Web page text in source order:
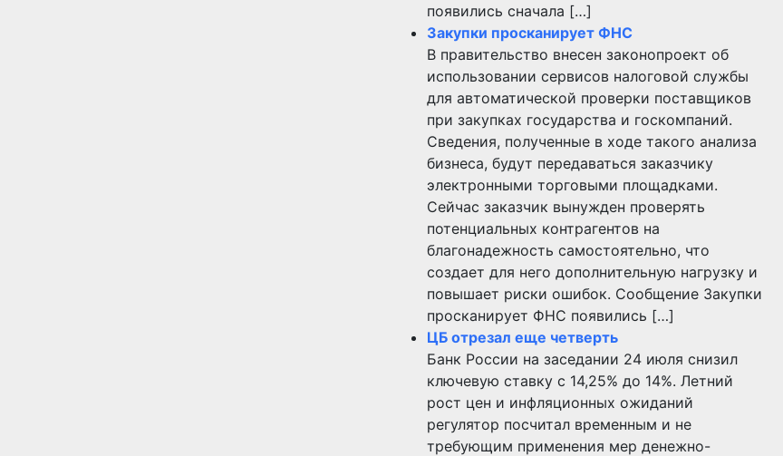
появились сначала […]
Закупки просканирует ФНС
В правительство внесен законопроект об
использовании сервисов налоговой службы
для автоматической проверки поставщиков
при закупках государства и госкомпаний.
Сведения, полученные в ходе такого анализа
бизнеса, будут передаваться заказчику
электронными торговыми площадками.
Сейчас заказчик вынужден проверять
потенциальных контрагентов на
благонадежность самостоятельно, что
создает для него дополнительную нагрузку и
повышает риски ошибок. Сообщение Закупки
просканирует ФНС появились […]
ЦБ отрезал еще четверть
Банк России на заседании 24 июля снизил
ключевую ставку с 14,25% до 14%. Летний
рост цен и инфляционных ожиданий
регулятор посчитал временным и не
требующим применения мер денежно-